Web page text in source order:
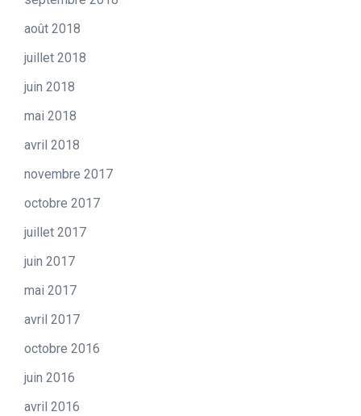
août 2018
juillet 2018
juin 2018
mai 2018
avril 2018
novembre 2017
octobre 2017
juillet 2017
juin 2017
mai 2017
avril 2017
octobre 2016
juin 2016
avril 2016